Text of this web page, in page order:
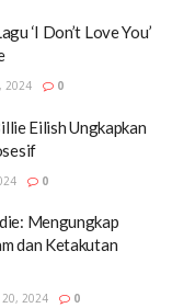
‘I Don’t Love You’
2024 0
Eilish Ungkapkan
0
Mengungkap
dan Ketakutan
20, 2024 0